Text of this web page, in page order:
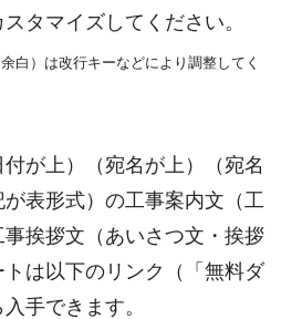
タマイズしてください。
白）は改行キーなどにより調整してく
が上）（宛名が上）（宛名
表形式）の工事案内文（工
挨拶文（あいさつ文・挨拶
は以下のリンク（「無料ダ
手できます。